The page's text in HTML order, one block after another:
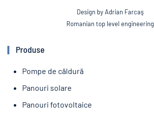
Design by Adrian Farcaş
Romanian top level engineering
Produse
Pompe de căldură
Panouri solare
Panouri fotovoltaice